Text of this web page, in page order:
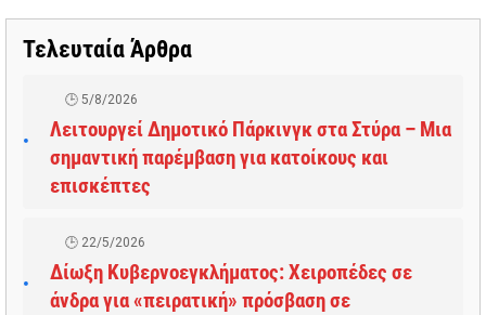
Τελευταία Άρθρα
5/8/2026
Λειτουργεί Δημοτικό Πάρκινγκ στα Στύρα – Μια
σημαντική παρέμβαση για κατοίκους και
επισκέπτες
22/5/2026
Δίωξη Κυβερνοεγκλήματος: Χειροπέδες σε
άνδρα για «πειρατική» πρόσβαση σε